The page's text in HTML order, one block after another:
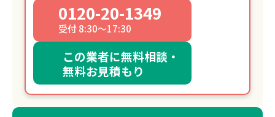
0120-20-1349
受付 8:30～17:30
この業者に無料相談・
無料お見積もり